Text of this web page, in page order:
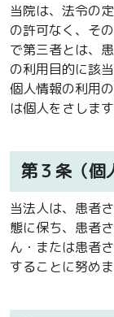
当院は、法令の
の許可なく、そ
で第三者とは、
の利用目的に該
個人情報の利用
は個人をさします
第３条（個
当法人は、患者
態に保ち、患者
ん・または患者
することに努めま